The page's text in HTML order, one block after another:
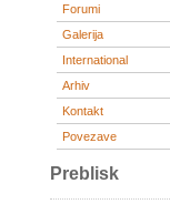
Forumi
Galerija
International
Arhiv
Kontakt
Povezave
Preblisk